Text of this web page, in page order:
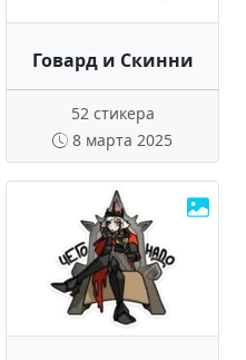
Говард и Скинни
52 стикера
8 марта 2025